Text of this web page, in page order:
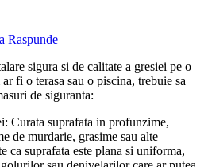
Raspunde
sigura si de calitate a gresiei pe o
fi o terasa sau o piscina, trebuie sa
de siguranta:
Curata suprafata in profunzime,
de murdarie, grasime sau alte
ca suprafata este plana si uniforma,